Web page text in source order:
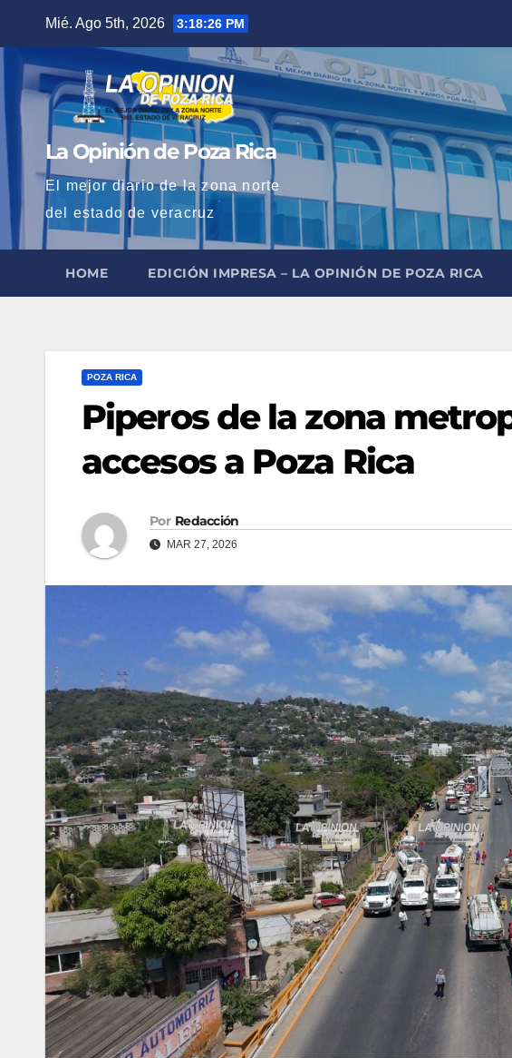
contenido
Mié. Ago 5th, 2026 3:18:27 PM
La Opinión de Poza Rica
El mejor diario de la zona norte
del estado de veracruz
HOME EDICIÓN IMPRESA – LA OPINIÓN DE POZA RICA
POZA RICA
Piperos de la zona
accesos a Poza Rica
Por Redacción
MAR 27, 2026